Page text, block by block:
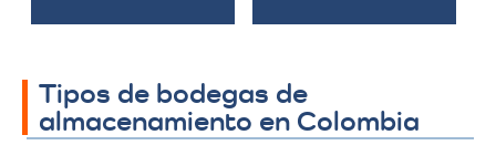
Tipos de bodegas de
almacenamiento en Colombia